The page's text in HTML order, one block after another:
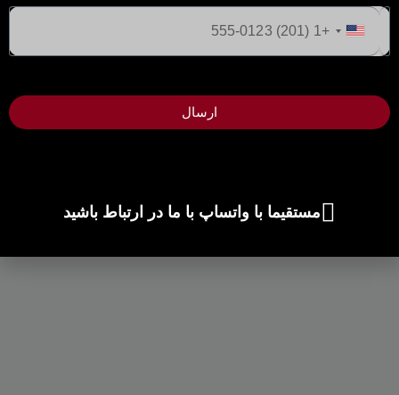
ایالات
متحده
ارسال
مستقیما با واتساپ با ما در ارتباط باشید